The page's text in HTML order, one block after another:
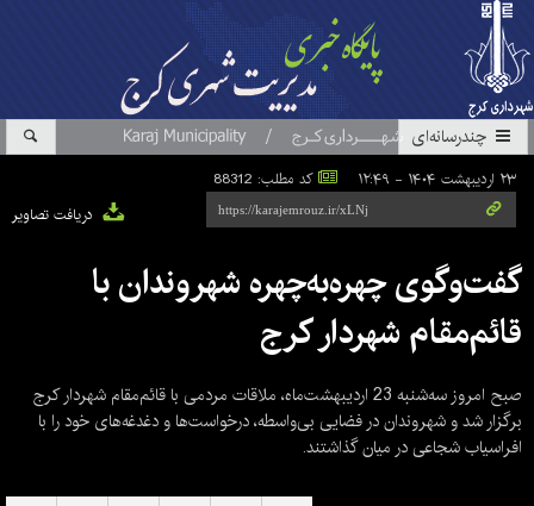
چندرسانه‌ای
۲۳ اردیبهشت ۱۴۰۴ - ۱۲:۴۹
کد مطلب: 88312
دریافت تصاویر
گفت‌وگوی چهره‌به‌چهره شهروندان با
قائم‌مقام شهردار کرج
صبح امروز سه‌شنبه 23 اردیبهشت‌ماه، ملاقات مردمی با قائم‌مقام شهردار کرج
برگزار شد و شهروندان در فضایی بی‌واسطه، درخواست‌ها و دغدغه‌های خود را با
افراسیاب شجاعی در میان گذاشتند.